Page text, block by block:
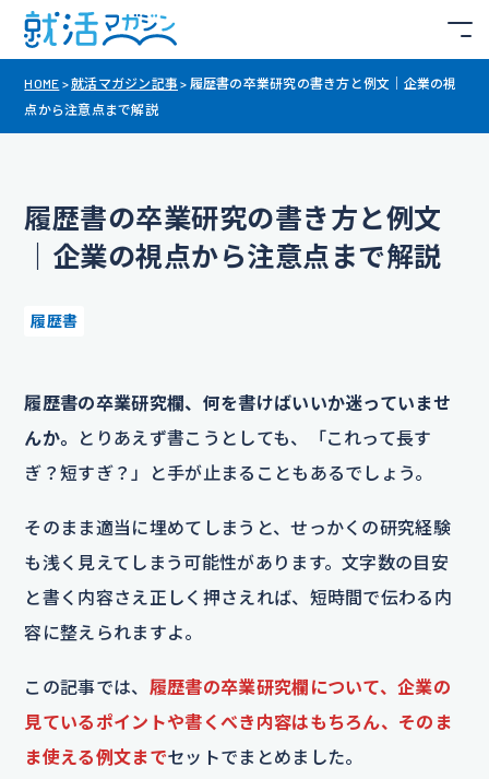
HOME >就活マガジン記事 > 履歴書の卒業研究の書き方と例文｜企業の視
点から注意点まで解説
履歴書の卒業研究の書き方と例文
｜企業の視点から注意点まで解説
履歴書
履歴書の卒業研究欄、何を書けばいいか迷っていませ
んか。
とりあえず書こうとしても、「これって長す
ぎ？短すぎ？」と手が止まることもあるでしょう。
そのまま適当に埋めてしまうと、せっかくの研究経験
も浅く見えてしまう可能性があります。文字数の目安
と書く内容さえ正しく押さえれば、短時間で伝わる内
容に整えられますよ。
この記事では、 履歴書の卒業研究欄について、企業の
見ているポイントや書くべき内容はもちろん、そのま
ま使える例文までセットでまとめました。